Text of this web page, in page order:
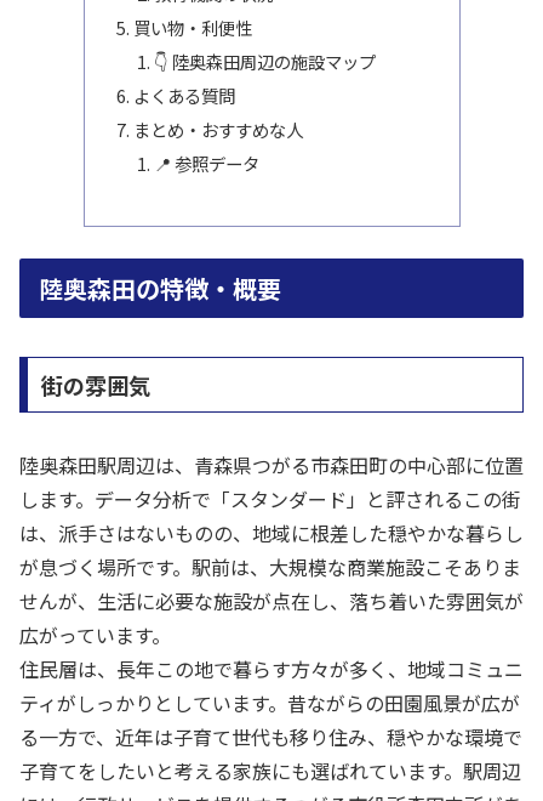
買い物・利便性
👇 陸奥森田周辺の施設マップ
よくある質問
まとめ・おすすめな人
📍 参照データ
陸奥森田の特徴・概要
街の雰囲気
陸奥森田駅周辺は、青森県つがる市森田町の中心部に位置
します。データ分析で「スタンダード」と評されるこの街
は、派手さはないものの、地域に根差した穏やかな暮らし
が息づく場所です。駅前は、大規模な商業施設こそありま
せんが、生活に必要な施設が点在し、落ち着いた雰囲気が
広がっています。
住民層は、長年この地で暮らす方々が多く、地域コミュニ
ティがしっかりとしています。昔ながらの田園風景が広が
る一方で、近年は子育て世代も移り住み、穏やかな環境で
子育てをしたいと考える家族にも選ばれています。駅周辺